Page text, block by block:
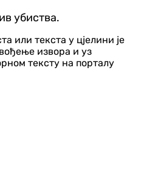
убиства.
или текста у цјелини је
извора и уз
тексту на порталу